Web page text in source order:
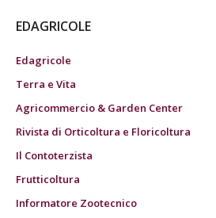
EDAGRICOLE
Edagricole
Terra e Vita
Agricommercio & Garden Center
Rivista di Orticoltura e Floricoltura
Il Contoterzista
Frutticoltura
Informatore Zootecnico